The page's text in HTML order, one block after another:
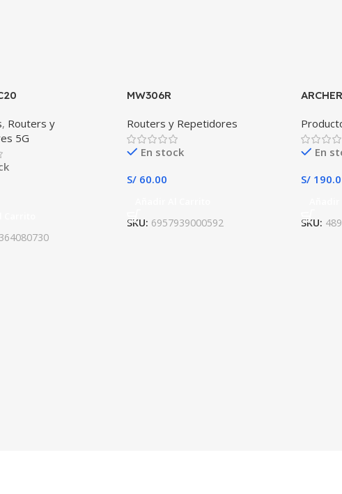
, Routers y
5G
MW306R
Routers y Repetidores
En stock
S/60.00
SKU: 6957939000592
En
S/
SKU: